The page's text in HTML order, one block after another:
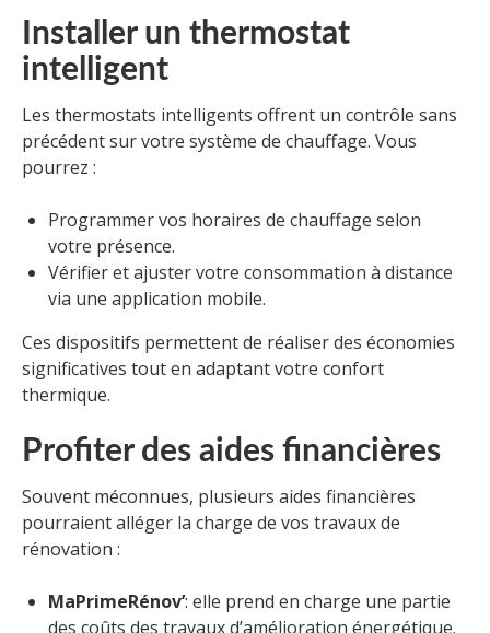
Installer un thermostat
intelligent
Les thermostats intelligents offrent un contrôle sans
précédent sur votre système de chauffage. Vous
pourrez :
Programmer vos horaires de chauffage selon
votre présence.
Vérifier et ajuster votre consommation à distance
via une application mobile.
Ces dispositifs permettent de réaliser des économies
significatives tout en adaptant votre confort
thermique.
Profiter des aides financières
Souvent méconnues, plusieurs aides financières
pourraient alléger la charge de vos travaux de
rénovation :
MaPrimeRénov’: elle prend en charge une partie
des coûts des travaux d’amélioration énergétique.